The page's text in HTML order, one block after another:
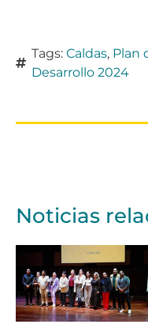
Tags: Caldas, Plan
Desarrollo 2024
Noticias